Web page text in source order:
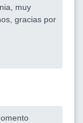
muy
gracias por